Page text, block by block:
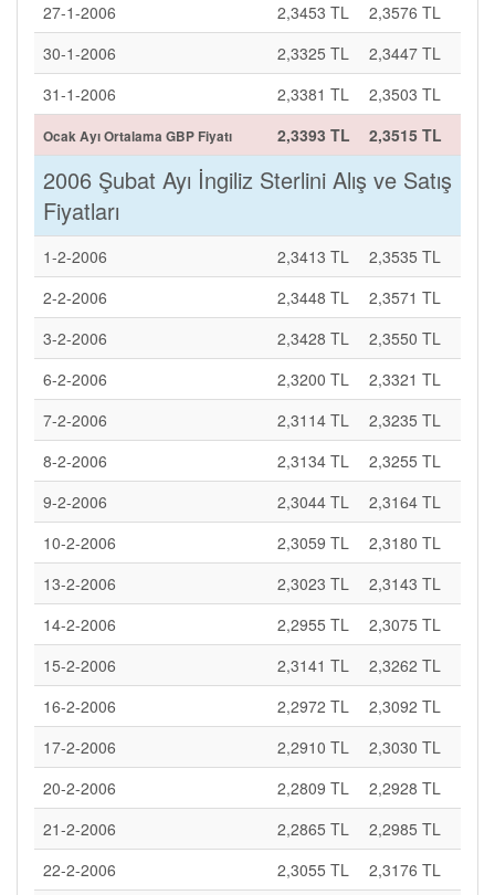
27-1-2006
2,3453 TL
2,3576 TL
30-1-2006
2,3325 TL
2,3447 TL
31-1-2006
2,3381 TL 2,3503 TL
Ocak Ayı Ortalama GBP Fiyatı 2,3393 TL 2,3515 TL
2006 Şubat Ayı İngiliz Sterlini Alış ve Satış
Fiyatları
1-2-2006 2,3413 TL
2,3535 TL
2-2-2006
2,3448 TL
2,3571 TL
3-2-2006
2,3428 TL
2,3550 TL
6-2-2006
2,3200 TL
2,3321 TL
7-2-2006
2,3114 TL
2,3235 TL
8-2-2006
2,3134 TL
2,3255 TL
9-2-2006
2,3044 TL
2,3164 TL
10-2-2006
2,3059 TL
2,3180 TL
13-2-2006
2,3023 TL
2,3143 TL
14-2-2006
2,2955 TL
2,3075 TL
15-2-2006
2,3141 TL
2,3262 TL
16-2-2006
2,2972 TL
2,3092 TL
17-2-2006
2,2910 TL
2,3030 TL
20-2-2006
2,2809 TL
2,2928 TL
21-2-2006
2,2865 TL
2,2985 TL
22-2-2006
2,3055 TL 2,3176 TL